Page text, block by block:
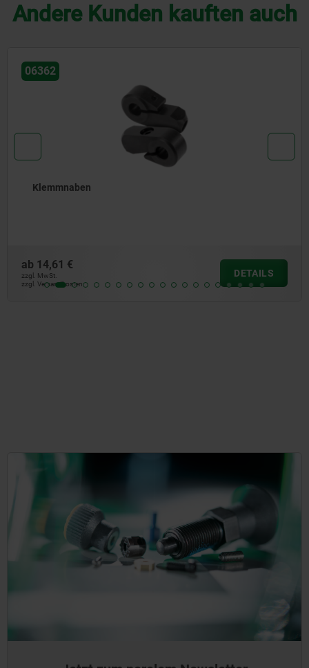
Andere Kunden kauften auch
06315
Konusgriffe fest
ab1,31 €
zzgl. MwSt.
zzgl. Versandkosten
DETAILS